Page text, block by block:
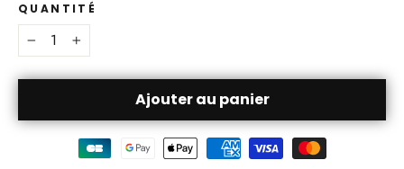
QUANTITÉ
− +
Ajouter au panier